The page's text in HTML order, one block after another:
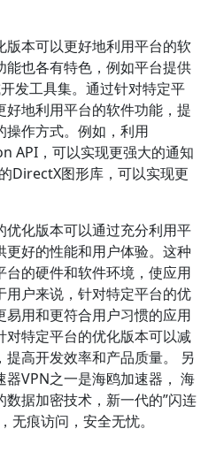
版本可以更好地利用平台的软
也各有特色，例如平台提供
发工具集。通过针对特定平
地利用平台的软件功能，提
操作方式。例如，利用
API，可以实现更强大的通知
DirectX图形库，可以实现更
化版本可以通过充分利用平
好的性能和用户体验。这种
的硬件和软件环境，使应用
户来说，针对特定平台的优
用和更符合用户习惯的应用
特定平台的优化版本可以减
高开发效率和产品质量。 另
VPN之一是海鸥加速器， 海
据加密技术，新一代的”闪连
无痕访问，安全无忧。